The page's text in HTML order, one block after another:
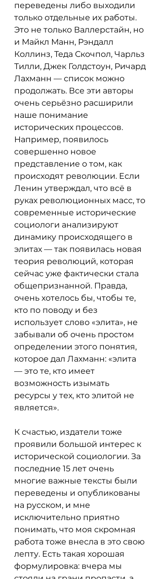
переведены либо выходили
только отдельные их работы.
Это не только Валлерстайн, но
и Майкл Манн, Рэндалл
Коллинз, Теда Скочпол, Чарльз
Тилли, Джек Голдстоун, Ричард
Лахманн — список можно
продолжать. Все эти авторы
очень серьёзно расширили
наше понимание
исторических процессов.
Например, появилось
совершенно новое
представление о том, как
происходят революции. Если
Ленин утверждал, что всё в
руках революционных масс, то
современные исторические
социологи анализируют
динамику происходящего в
элитах — так появилась новая
теория революций, которая
сейчас уже фактически стала
общепризнанной. Правда,
очень хотелось бы, чтобы те,
кто по поводу и без
использует слово «элита», не
забывали об очень простом
определении этого понятия,
которое дал Лахманн: «элита
— это те, кто имеет
возможность изымать
ресурсы у тех, кто элитой не
является».
К счастью, издатели тоже
проявили большой интерес к
исторической социологии. За
последние 15 лет очень
многие важные тексты были
переведены и опубликованы
на русском, и мне
исключительно приятно
понимать, что моя скромная
работа тоже внесла в это свою
лепту. Есть такая хорошая
формулировка: вчера мы